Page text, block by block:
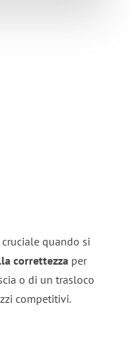
quando si
correttezza per
o di un trasloco
competitivi.